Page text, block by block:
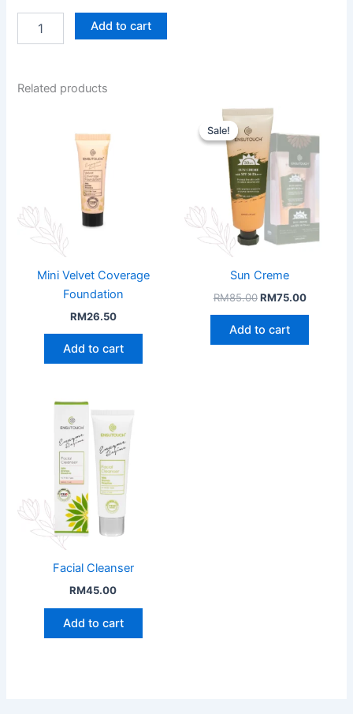
quantity
Add to cart
Related products
Mini Velvet Coverage
Foundation
RM26.50
Add to cart
Sale!
Sale!
Sun Creme
RM85.00 Original
RM85.00.
RM75.00Current
Add to cart
Facial Cleanser
RM45.00
Add to cart